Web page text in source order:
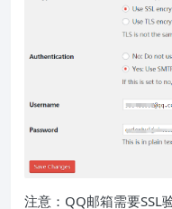
注意：QQ邮箱需要SSL